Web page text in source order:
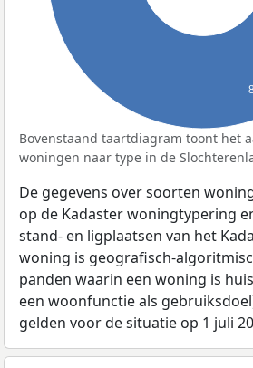
Bovenstaand taartdiagram toont het
woningen naar type in de
De gegevens over soorten
op de Kadaster woningtypering
stand- en ligplaatsen van het
woning is geografisch-
panden waarin een woning is
een woonfunctie als
gelden voor de situatie op 1 juli